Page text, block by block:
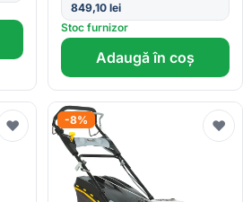
849,10 lei
Stoc furnizor
Adaugă în coș
♥ -8% ♥